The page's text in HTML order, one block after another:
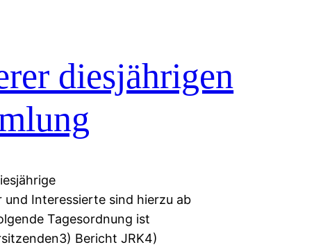
diesjährigen
Interessierte sind hierzu ab
Tagesordnung ist
Bericht JRK4)